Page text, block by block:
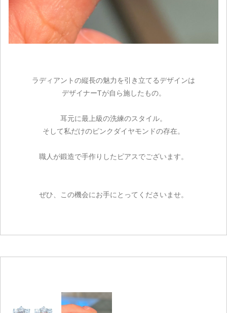
ラディアントの縦長の魅力を引き立てるデザインは
デザイナーTが自ら施したもの。
耳元に最上級の洗練のスタイル。
そして私だけのピンクダイヤモンドの存在。
職人が鍛造で手作りしたピアスでございます。
ぜひ、この機会にお手にとってくださいませ。